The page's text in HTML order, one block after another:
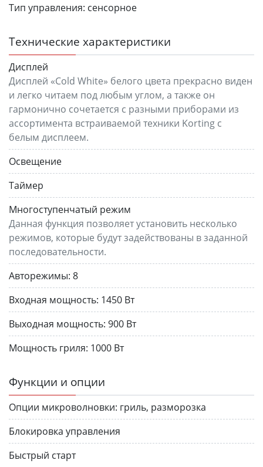
Тип управления: сенсорное
Технические характеристики
Дисплей
Дисплей «Cold White» белого цвета прекрасно виден
и легко читаем под любым углом, а также он
гармонично сочетается с разными приборами из
ассортимента встраиваемой техники Korting с
белым дисплеем.
Освещение
Таймер
Многоступенчатый режим
Данная функция позволяет установить несколько
режимов, которые будут задействованы в заданной
последовательности.
Авторежимы: 8
Входная мощность: 1450 Вт
Выходная мощность: 900 Вт
Мощность гриля: 1000 Вт
Функции и опции
Опции микроволновки: гриль, разморозка
Блокировка управления
Быстрый старт